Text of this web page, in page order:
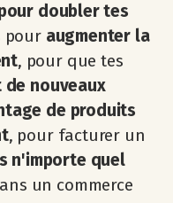
doubler tes
pour augmenter la
, pour que tes
nouveaux
de produits
, pour facturer un
n'importe quel
un commerce